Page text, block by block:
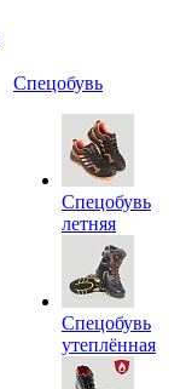
Спецобувь
Спецобувь
летняя
Спецобувь
утеплённая